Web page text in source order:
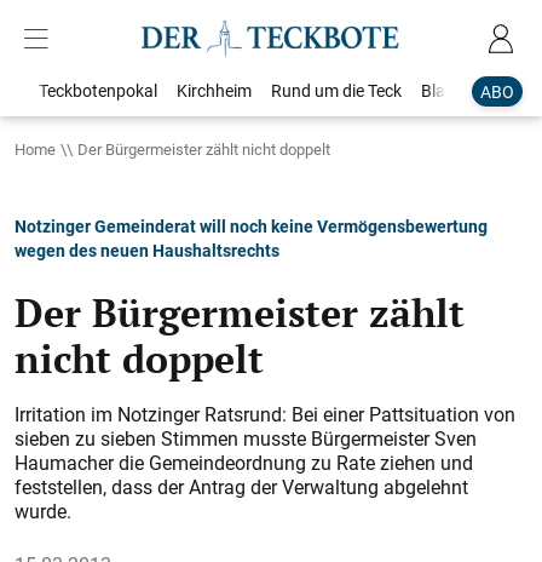
ABO
Teckbotenpokal Kirchheim Rund um die Teck Blaulicht
Home Der Bürgermeister zählt nicht doppelt
Notzinger Gemeinderat will noch keine Vermögensbewertung
wegen des neuen Haushaltsrechts
Der Bürgermeister zählt
nicht doppelt
Irritation im Notzinger Ratsrund: Bei einer Pattsituation von
sieben zu sieben Stimmen musste Bürgermeister Sven
Haumacher die Gemeindeordnung zu Rate ziehen und
feststellen, dass der Antrag der Verwaltung abgelehnt
wurde.